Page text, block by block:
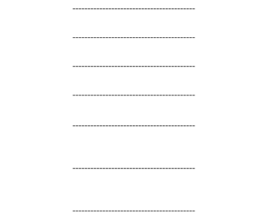
-----------------------------------------
-----------------------------------------
-----------------------------------------
-----------------------------------------
-----------------------------------------
-----------------------------------------
-----------------------------------------